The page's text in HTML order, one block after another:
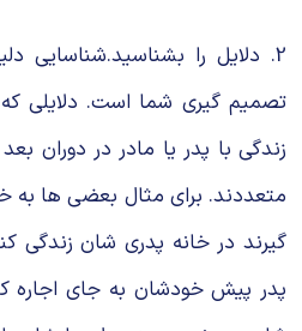
2. دلایل را بشناسید.شناسایی
تصمیم گیری شما است. دلایلی
زندگی با پدر یا مادر در دوران
متعددند. برای مثال بعضی ها به
گیرند در خانه پدری شان زندگی
پدر پیش خودشان به جای اجاره